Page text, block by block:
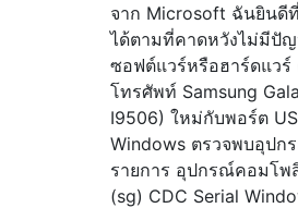
จาก Microsoft ฉันยินดี
ได้ตามที่คาดหวังไม่มีปั
ซอฟต์แวร์หรือฮาร์ดแวร์
โทรศัพท์ Samsung
I9506) ใหม่กับพอร์ต
Windows ตรวจพบอุปก
รายการ อุปกรณ์คอมโพ
(sg) CDC Serial